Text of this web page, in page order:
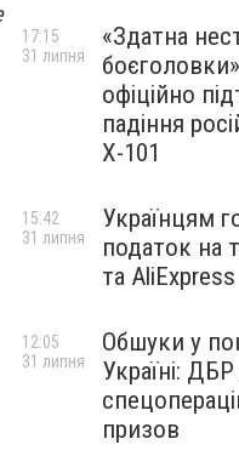
«Здатна
офіційно
падіння
Х-101
17:15
31 липня
Українцям
податок на
та AliExpress
15:42
31 липня
Обшуки у
Україні:
призов
12:05
31 липня